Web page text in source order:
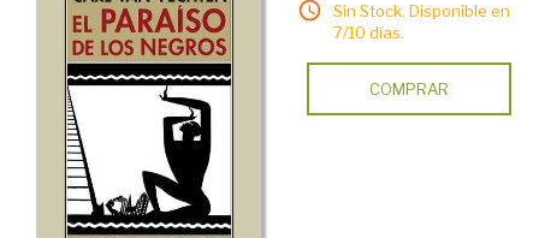
Sin Stock. Disponible en
7/10 días.
COMPRAR